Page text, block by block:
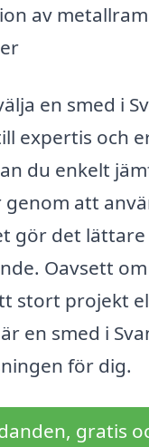
av
en smed i
expertis och
du enkelt
att
gör det
Oavsett
stort projekt
en smed i
för dig.
gratis